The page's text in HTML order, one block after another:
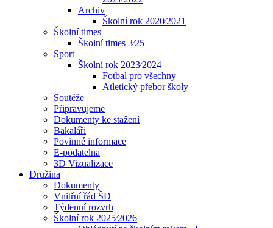
Archiv
Školní rok 2020⁄2021
Školní times
Školní times 3⁄25
Sport
Školní rok 2023⁄2024
Fotbal pro všechny
Atletický přebor školy
Soutěže
Připravujeme
Dokumenty ke stažení
Bakaláři
Povinné informace
E-podatelna
3D Vizualizace
Družina
Dokumenty
Vnitřní řád ŠD
Týdenní rozvrh
Školní rok 2025⁄2026